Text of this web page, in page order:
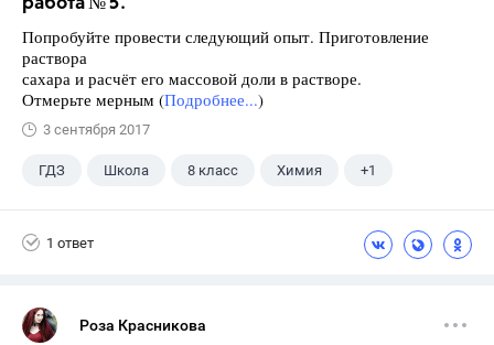
работа № 5.
Попробуйте провести следующий опыт. Приготовление
раствора
сахара и расчёт его массовой доли в растворе.
Отмерьте мерным (Подробнее...)
3 сентября 2017
ГДЗ Школа 8 класс Химия +1
1 ответ
Роза Красникова